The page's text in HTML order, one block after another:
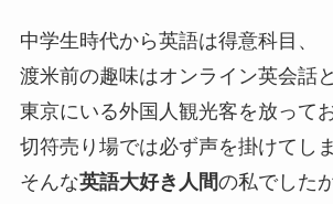
中学生時代から英語は得意科目、
渡米前の趣味はオンライン英会話
東京にいる外国人観光客を放って
切符売り場では必ず声を掛けてし
そんな英語大好き人間の私でしたが